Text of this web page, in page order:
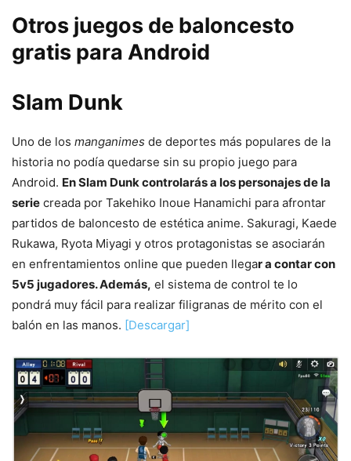
Otros juegos de baloncesto
gratis para Android
Slam Dunk
Uno de los manganimes de deportes más populares de la
historia no podía quedarse sin su propio juego para
Android. En Slam Dunk controlarás a los personajes de la
serie creada por Takehiko Inoue Hanamichi para afrontar
partidos de baloncesto de estética anime. Sakuragi, Kaede
Rukawa, Ryota Miyagi y otros protagonistas se asociarán
en enfrentamientos online que pueden llegar a contar con
5v5 jugadores. Además, el sistema de control te lo
pondrá muy fácil para realizar filigranas de mérito con el
balón en las manos. [Descargar]